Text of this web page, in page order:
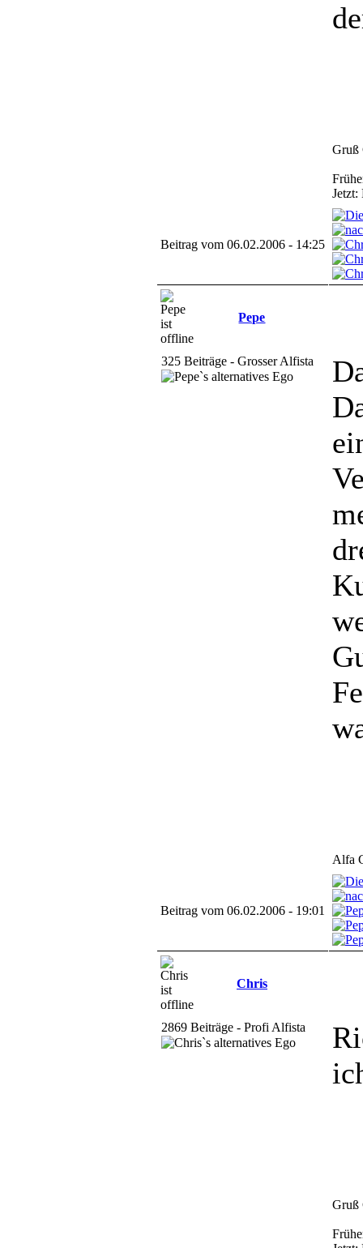
Gruß
Beitrag vom 06.02.2006 - 14:25
Pepe
325 Beiträge - Grosser Alfista
Alfa
Beitrag vom 06.02.2006 - 19:01
Chris
2869 Beiträge - Profi Alfista
Gruß